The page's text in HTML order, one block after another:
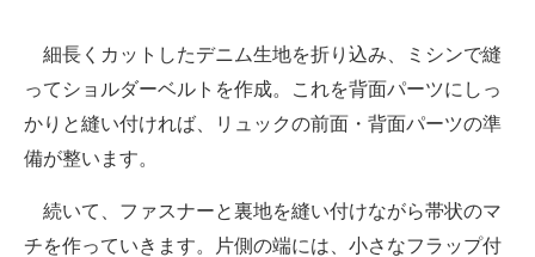
細長くカットしたデニム生地を折り込み、ミシンで縫
ってショルダーベルトを作成。これを背面パーツにしっ
かりと縫い付ければ、リュックの前面・背面パーツの準
備が整います。
続いて、ファスナーと裏地を縫い付けながら帯状のマ
チを作っていきます。片側の端には、小さなフラップ付